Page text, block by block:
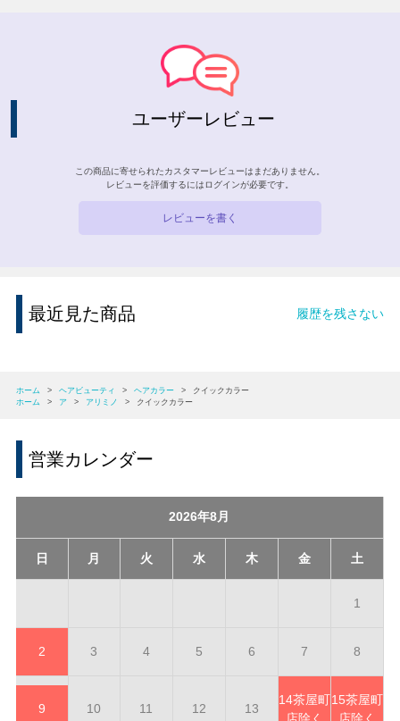
ユーザーレビュー
この商品に寄せられたカスタマーレビューはまだありません。
レビューを評価するには ログインが必要です。
レビューを書く
最近見た商品 履歴を残さない
ホーム > ヘアビューティ > ヘアカラー >
クイックカラー
ホーム
> ア > アリミノ > クイックカラー
営業カレンダー
2026年8月
日 月 火 水 木 金 土
1
2 3 4 5 6 7 8
9 10 11 12 13
14茶屋町15茶屋町